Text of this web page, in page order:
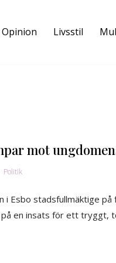
Opinion Livsstil
mot
Politik
i Esbo stadsfullmäktige
en insats för ett tryggt,